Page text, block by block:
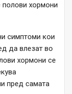
полови хормони
симптоми кои
да влезат во
хормони се
пред самата